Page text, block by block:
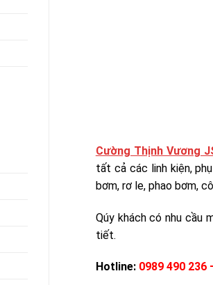
Cường Thịnh Vương
tất cả các linh kiện,
bơm, rơ le, phao bơm,
Qúy khách có nhu cầu
tiết.
Hotline: 0989 490 236